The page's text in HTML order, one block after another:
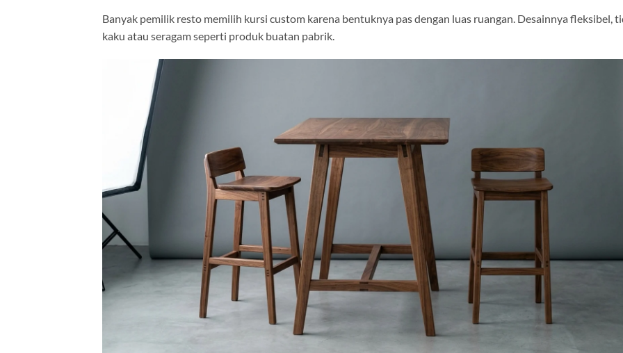
Banyak pemilik resto memilih kursi custom karena bentuknya pas dengan luas ruangan. Desainnya fleksibel,
kaku atau seragam seperti produk buatan pabrik.